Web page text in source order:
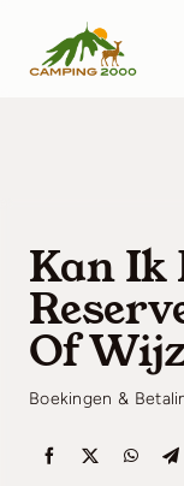
content
Kan Ik
Of
Boekingen &